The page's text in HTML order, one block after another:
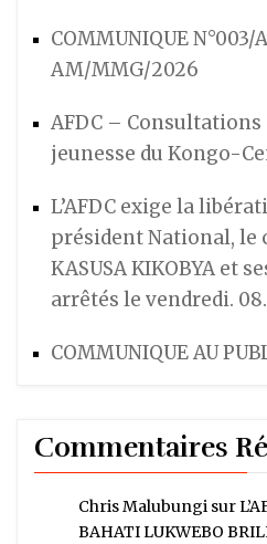
COMMUNIQUE N°003/
AM/MMG/2026
AFDC –
jeunesse du Kongo-
L’AFDC exige la
président National, le
KASUSA KIKOBYA et
arrêtés le vendredi.
COMMUNIQUE AU
Commentaires
Chris Malubungi sur
BAHATI LUKWEBO